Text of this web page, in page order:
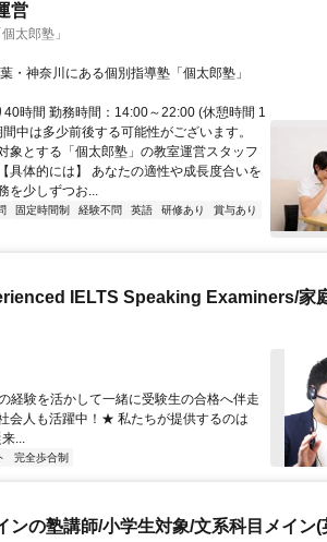
営
太郎塾」
神奈川にある個別指導塾「個太郎塾」
時間 勤務時間：14:00～22:00 (休憩時間 1
中は多少前後する可能性がございます。
象とする「個太郎塾」の教室運営スタッフ
体的には】 あなたの適性や成長度合いを
を少しずつお...
固定時間制 経験不問 英語 研修あり
賞与あり
IELTS Speaking Examiners/家
験を活かして一緒に受験生の合格へ伴走
会人も活躍中！★ 私たちが提供するのは
...
完全歩合制
ンの塾講師/小学生対象/文系科目メイン